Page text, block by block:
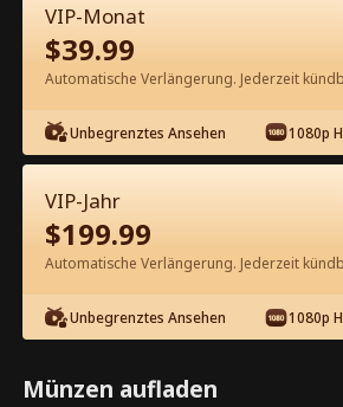
Episode 81 - Frau CEO:
mit genialen Drillingen
Film
1-50 51-93
81 82 83
VIP-Monat
$39.99
Automatische Verlängerung. Jederzeit
Unbegrenztes Ansehen 1080p
VIP-Jahr
$199.99
Automatische Verlängerung. Jederzeit
Unbegrenztes Ansehen 1080p
Münzen aufladen